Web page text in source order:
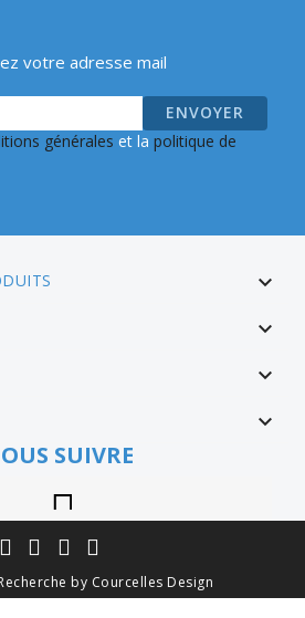
votre adresse mail
générales et la politique de




SUIVRE
Instagram
by Courcelles Design